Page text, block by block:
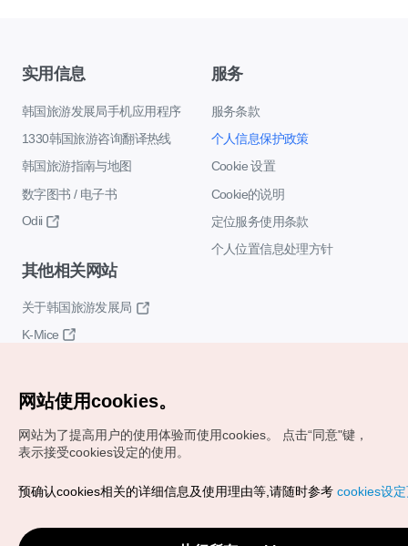
实用信息
韩国旅游发展局手机应用程序
1330韩国旅游咨询翻译热线
韩国旅游指南与地图
数字图书 / 电子书
Odii
服务
服务条款
个人信息保护政策
Cookie 设置
Cookie的说明
定位服务使用条款
个人位置信息处理方针
其他相关网站
关于韩国旅游发展局
K-Mice
Copyrights (c) 韩国旅游发展局版权所有
VISITKOREA官方邮箱
网站使用cookies。
网站为了提高用户的使用体验而使用cookies。
点击“同意"键，
表示接受cookies设定的使用。
预确认cookies相关的详细信息及使用理由等,请随时参考 cookies设